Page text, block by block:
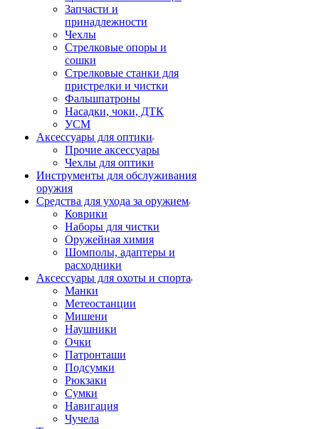
Запчасти и
принадлежности
Чехлы
Стрелковые опоры и
сошки
Стрелковые станки для
пристрелки и чистки
Фальшпатроны
Насадки, чоки, ДТК
УСМ
Аксессуары для оптики
Прочие аксессуары
Чехлы для оптики
Инструменты для обслуживания
оружия
Средства для ухода за оружием
Коврики
Наборы для чистки
Оружейная химия
Шомполы, адаптеры и
расходники
Аксессуары для охоты и спорта
Манки
Метеостанции
Мишени
Наушники
Очки
Патронташи
Подсумки
Рюкзаки
Сумки
Навигация
Чучела